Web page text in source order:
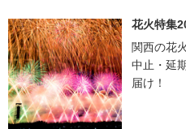
花火特集
関西の花
中止・延
届け！